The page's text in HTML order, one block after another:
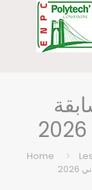
Home